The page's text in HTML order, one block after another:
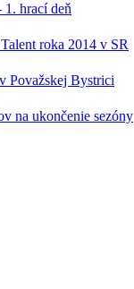
1. hrací deň
roka 2014 v SR
Považskej Bystrici
na ukončenie sezóny